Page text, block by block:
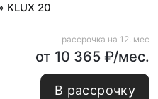
20
рассрочка на 12. мес
от 10 365 ₽/мес.
В рассрочку